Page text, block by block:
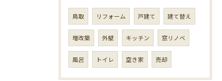
鳥取 リフォーム 戸建て 建て替え
増改築 外壁 キッチン 窓リノベ
風呂 トイレ 空き家 売却